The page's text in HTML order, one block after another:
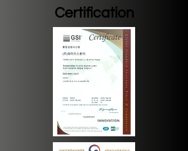
Certification